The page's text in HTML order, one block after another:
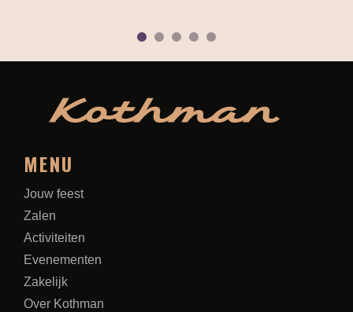
MENU
Jouw feest
Zalen
Activiteiten
Evenementen
Zakelijk
Over Kothman